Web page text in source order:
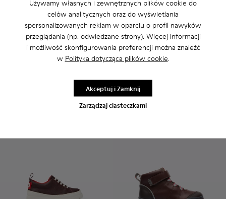
Używamy własnych i zewnętrznych plików cookie do
celów analitycznych oraz do wyświetlania
spersonalizowanych reklam w oparciu o profil nawyków
przeglądania (np. odwiedzane strony). Więcej informacji
i możliwość skonfigurowania preferencji można znaleźć
w Polityka dotycząca plików cookie.
Zarządzaj ciasteczkami
Akceptuj i Zamknij
Brutus - K900179-014 - Bordowe skórzane botki ze
Brutus - K900179-035
Brutus - K900179-032
Brutus - K900179-031 - Bordowe
Brutus - K900179-027
Brutus - K900179-026
Brutus -Brutus -
Brutus
Peu - 90019-113 - Burgundy
Peu - 90019-131
Peu - 90019-
Peu -
Peu
355 zł - 375 zł
Dodaj